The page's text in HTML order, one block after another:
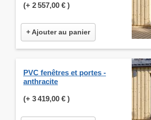
(+ 2 557,00 € )
+ Ajouter au panier
PVC fenêtres et portes -
anthracite
(+ 3 419,00 € )